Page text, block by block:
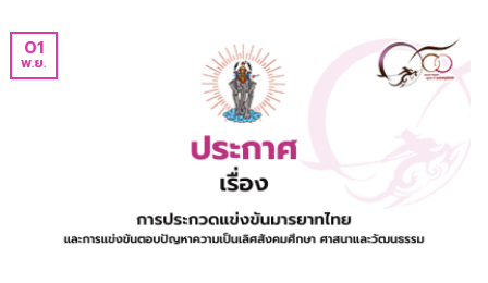
01
พ.ย.